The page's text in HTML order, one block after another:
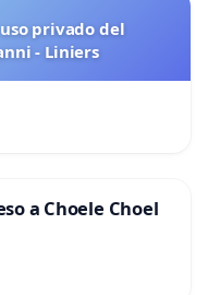
privado del
- Liniers
a Choele Choel